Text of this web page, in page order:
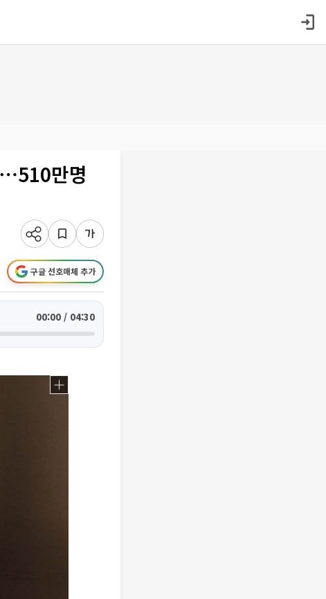
만명
구글 선호매체 추가
00:00 / 04:30